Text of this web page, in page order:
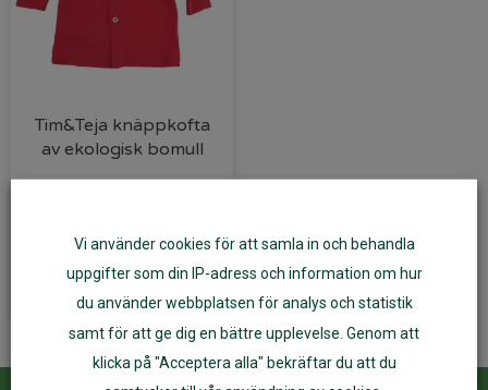
Tim&Teja knäppkofta
av ekologisk bomull
Välj alternativ
Vi använder cookies för att samla in och behandla
uppgifter som din IP-adress och information om hur
du använder webbplatsen för analys och statistik
samt för att ge dig en bättre upplevelse. Genom att
klicka på "Acceptera alla" bekräftar du att du